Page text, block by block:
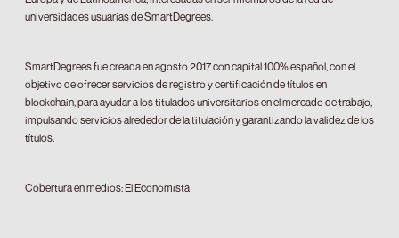
universidades usuarias de SmartDegrees.
SmartDegrees fue creada en agosto 2017 con capital 100% español, con el
objetivo de ofrecer servicios de registro y certificación de títulos en
blockchain, para ayudar a los titulados universitarios en el mercado de trabajo,
impulsando servicios alrededor de la titulación y garantizando la validez de los
títulos.
Cobertura en medios:El Economista